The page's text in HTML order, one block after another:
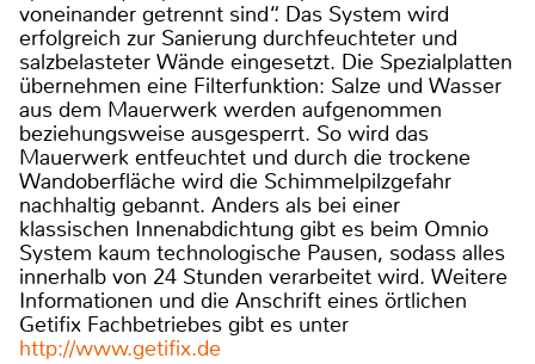
voneinander getrennt sind“. Das System wird
erfolgreich zur Sanierung durchfeuchteter und
salzbelasteter Wände eingesetzt. Die Spezialplatten
übernehmen eine Filterfunktion: Salze und Wasser
aus dem Mauerwerk werden aufgenommen
beziehungsweise ausgesperrt. So wird das
Mauerwerk entfeuchtet und durch die trockene
Wandoberfläche wird die Schimmelpilzgefahr
nachhaltig gebannt. Anders als bei einer
klassischen Innenabdichtung gibt es beim Omnio
System kaum technologische Pausen, sodass alles
innerhalb von 24 Stunden verarbeitet wird. Weitere
Informationen und die Anschrift eines örtlichen
Getifix Fachbetriebes gibt es unter
http://www.getifix.de